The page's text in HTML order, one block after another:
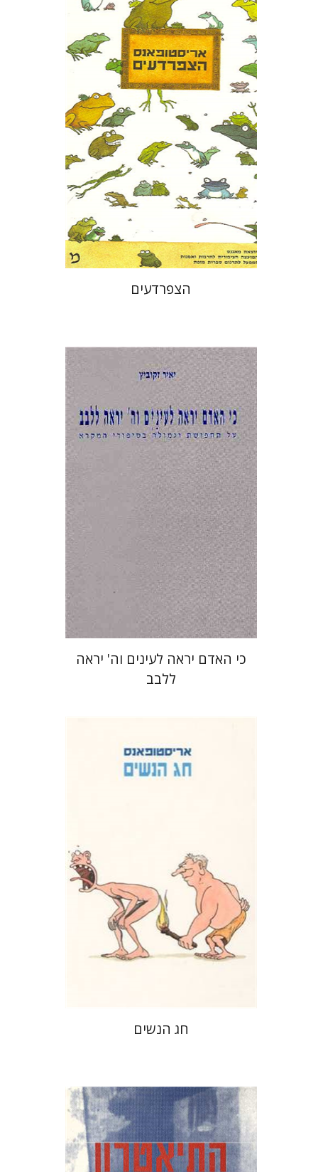
אריסטופאנס
דבורה גילולה
זיוה כספי
הנחת אתר ספר מודפס
הצפרדעים
יאיר זקוביץ
הנחת אתר ספר מודפס
$21
$19
כי האדם יראה לעינים וה' יראה
ללבב
אריסטופאנס
דבורה גילולה
הנחת אתר ספר מודפס
$23
$21
חג הנשים
מרדכי אלטשולר